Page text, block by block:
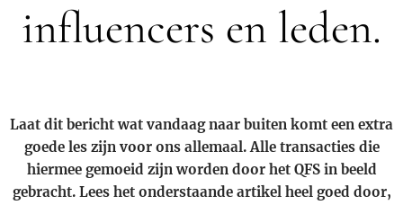
influencers en leden.
Laat dit bericht wat vandaag naar buiten komt een extra
goede les zijn voor ons allemaal. Alle transacties die
hiermee gemoeid zijn worden door het QFS in beeld
gebracht. Lees het onderstaande artikel heel goed door,